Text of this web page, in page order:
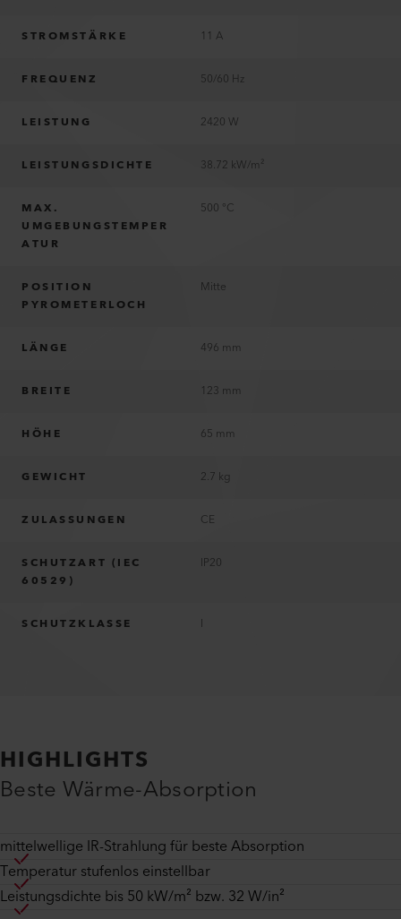
STROMSTÄRKE 11 A
FREQUENZ 50/60 Hz
LEISTUNG 2420 W
LEISTUNGSDICHTE 38.72 kW/m²
MAX.
UMGEBUNGSTEMPER
ATUR
500 °C
POSITION
PYROMETERLOCH
Mitte
LÄNGE 496 mm
BREITE 123 mm
HÖHE 65 mm
GEWICHT 2.7 kg
ZULASSUNGEN CE
SCHUTZART (IEC
60529)
IP20
SCHUTZKLASSE I
HIGHLIGHTS
Beste Wärme-Absorption
mittelwellige IR-Strahlung für beste Absorption
Temperatur stufenlos einstellbar
Leistungsdichte bis 50 kW/m² bzw. 32 W/in²